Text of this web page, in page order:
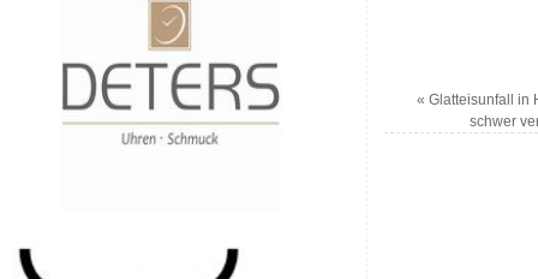
« Glatteisunfall in
schwer